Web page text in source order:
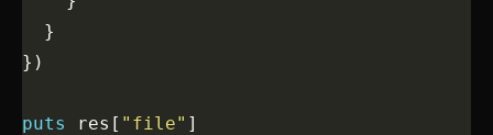
  }
})
puts res[ "file" ]